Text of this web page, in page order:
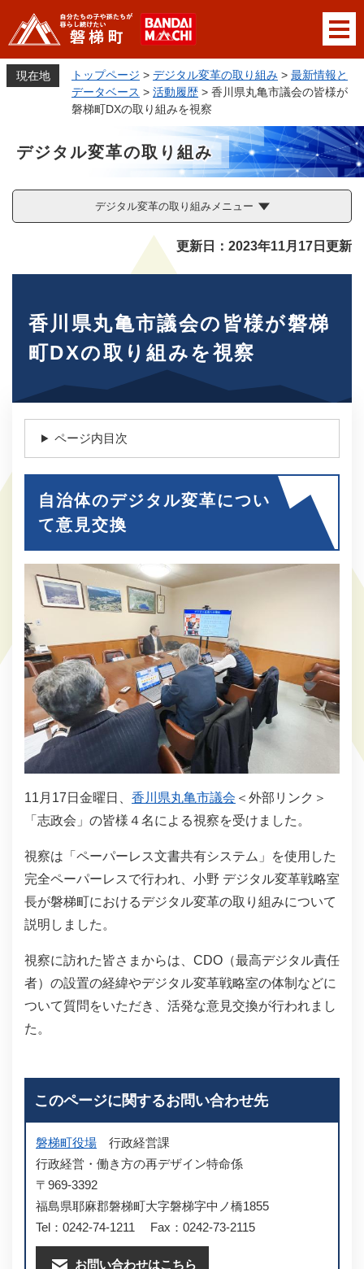
ジ
の
先
メニューを飛ばして本文へ
現在地 トップページ > デジタル変革の取り組み > 最新情報と
データベース > 活動履歴 > 香川県丸亀市議会の皆様が
磐梯町DXの取り組みを視察
デジタル変革の取り組み
デジタル変革の取り組みメニュー
更新日：2023年11月17日更新
香川県丸亀市議会の皆様が磐梯
町DXの取り組みを視察
ページ内目次
自治体のデジタル変革につい
て意見交換
11月17日金曜日、 香川県丸亀市議会 ＜外部リンク＞
「志政会」の皆様４名による視察を受けました。
視察は「ペーパーレス文書共有システム」を使用した
完全ペーパーレスで行われ、小野 デジタル変革戦略室
長が磐梯町におけるデジタル変革の取り組みについて
説明しました。
視察に訪れた皆さまからは、CDO（最高デジタル責任
者）の設置の経緯やデジタル変革戦略室の体制などに
ついて質問をいただき、活発な意見交換が行われまし
た。
このページに関するお問い合わせ先
磐梯町役場
行政経営課
行政経営・働き方の再デザイン特命係
〒969-3392
福島県耶麻郡磐梯町大字磐梯字中ノ橋1855
Tel：0242-74-1211
Fax：0242-73-2115
お問い合わせはこちら